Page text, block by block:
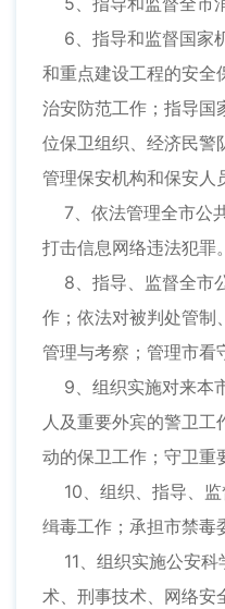
6、指导和监督国家
和重点建设工程的安全
治安防范工作；指导国
位保卫组织、经济民警
管理保安机构和保安人
7、依法管理全市公
打击信息网络违法犯罪。
8、指导、监督全市
作；依法对被判处管制
管理与考察；管理市看
9、组织实施对来本
人及重要外宾的警卫
动的保卫工作；守卫重
10、组织、指导、监
缉毒工作；承担市禁毒
11、组织实施公安科
术、刑事技术、网络安